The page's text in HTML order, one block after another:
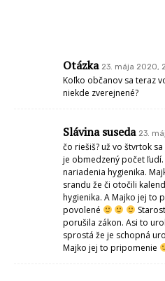
Otázka 23. mája 2020,
Koľko občanov sa teraz
niekde zverejnené?
Slávina suseda 23.
čo riešiš? už vo štvrtok
je obmedzený počet
nariadenia hygienika.
srandu že či otočili
hygienika. A Majko jej to
povolené
porušila zákon. Asi to
sprostá že je schopná
Majko jej to pripomenie